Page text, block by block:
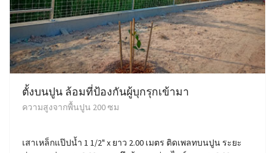
ตั้งบนปูน ล้อมที่ป้องกันผู้บุกรุกเข้ามา
ความสูงจากพื้นปูน 200 ซม
เสาเหล็กแป๊ปน้ำ 1 1/2" x ยาว 2.00 เมตร ติดเพลทบนปูน ระยะ